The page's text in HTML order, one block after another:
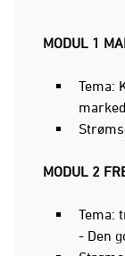
MODUL 1
Tema:
MODUL 2
Tema:
- Den